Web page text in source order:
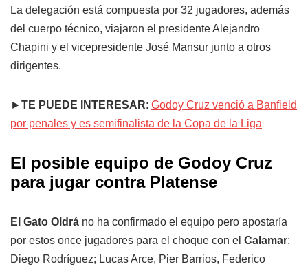
La delegación está compuesta por 32 jugadores, además
del cuerpo técnico, viajaron el presidente Alejandro
Chapini y el vicepresidente José Mansur junto a otros
dirigentes.
►TE PUEDE INTERESAR: Godoy Cruz venció a Banfield
por penales y es semifinalista de la Copa de la Liga
El posible equipo de Godoy Cruz
para jugar contra Platense
El Gato Oldrá no ha confirmado el equipo pero apostaría
por estos once jugadores para el choque con el Calamar:
Diego Rodríguez; Lucas Arce, Pier Barrios, Federico